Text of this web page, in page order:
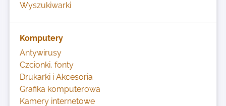
Wyszukiwarki
Komputery
Antywirusy
Czcionki, fonty
Drukarki i Akcesoria
Grafika komputerowa
Kamery internetowe